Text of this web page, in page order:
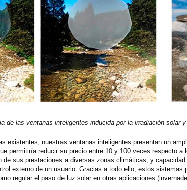
de las ventanas inteligentes inducida por la irradiación solar
existentes, nuestras ventanas inteligentes presentan un
permitiría reducir su precio entre 10 y 100 veces respecto
de sus prestaciones a diversas zonas climáticas; y
externo de un usuario. Gracias a todo ello, estos
regular el paso de luz solar en otras aplicaciones